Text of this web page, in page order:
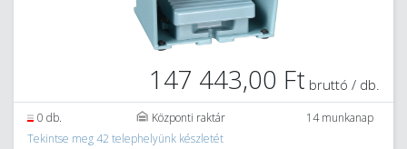
147 443,00 Ft bruttó / db.
0 db. Központi raktár
14 munkanap
Tekintse meg 42 telephelyünk készletét